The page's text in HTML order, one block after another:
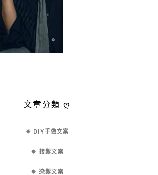
文章分類 ღ
✵ DIY手做文案
✵ 接髮文案
✵ 染髮文案